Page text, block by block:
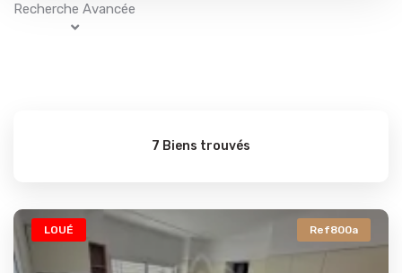
Recherche Avancée
7 Biens trouvés
LOUÉ Ref800a